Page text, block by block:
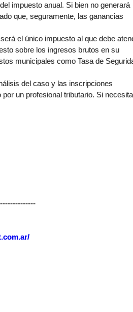
impuesto anual. Si bien no generará
que, seguramente, las ganancias
el único impuesto al que debe
sobre los ingresos brutos en su
municipales como Tasa de
del caso y las inscripciones
un profesional tributario. Si necesita